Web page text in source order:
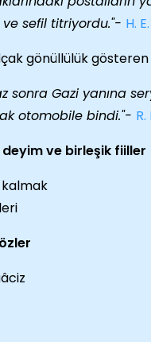
sefil titriyordu."- H.
gönüllülük
sonra Gazi yanına
otomobile bindi."-
ve birleşik fiiller